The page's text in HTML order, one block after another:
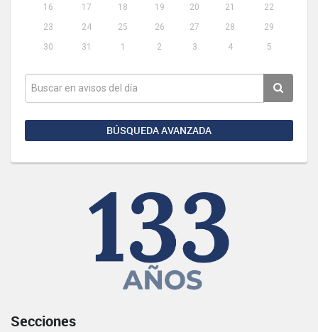
16
17 18 19 20 21
22
23
24 25 26 27 28
29
30
31 1 2 3 4 5
BÚSQUEDA AVANZADA
Secciones